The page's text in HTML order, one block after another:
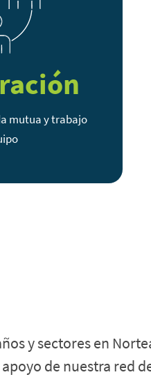
mutua y trabajo
y sectores en
de nuestra red